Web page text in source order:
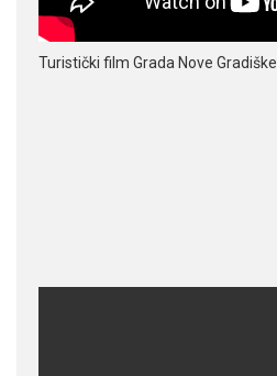
Turistički film Grada Nove Gradiške